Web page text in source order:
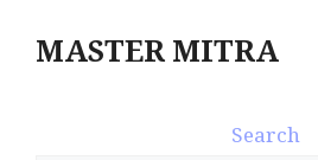
MASTER MITRA
Search